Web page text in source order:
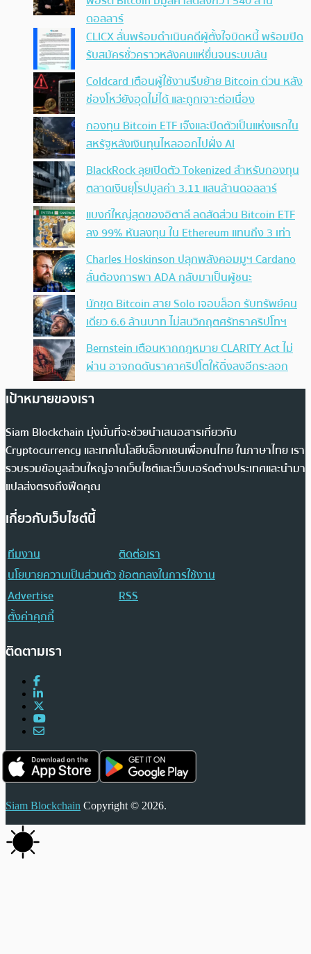
ดอลลาร์
CLICX ลั่นพร้อมดำเนินคดีผู้ตั้งใจบิดหนี้ พร้อมปิด
รับสมัครชั่วคราวหลังคนแห่ยื่นจนระบบล้น
Coldcard เตือนผู้ใช้งานรีบย้าย Bitcoin ด่วน หลัง
ช่องโหว่ยังอุดไม่ได้ และถูกเจาะต่อเนื่อง
กองทุน Bitcoin ETF เจ๊งและปิดตัวเป็นแห่งแรกใน
สหรัฐหลังเงินทุนไหลออกไปฝั่ง AI
BlackRock ลุยเปิดตัว Tokenized สำหรับกองทุน
ตลาดเงินยุโรปมูลค่า 3.11 แสนล้านดอลลาร์
แบงก์ใหญ่สุดของอิตาลี ลดสัดส่วน Bitcoin ETF
ลง 99% หันลงทุน ใน Ethereum แทนถึง 3 เท่า
Charles Hoskinson ปลุกพลังคอมมูฯ Cardano
ลั่นต้องการพา ADA กลับมาเป็นผู้ชนะ
นักขุด Bitcoin สาย Solo เจอบล็อก รับทรัพย์คน
เดียว 6.6 ล้านบาท ไม่สนวิกฤตศรัทธาคริปโทฯ
Bernstein เตือนหากกฎหมาย CLARITY Act ไม่
ผ่าน อาจกดดันราคาคริปโตให้ดิ่งลงอีกระลอก
เป้าหมายของเรา
Siam Blockchain มุ่งมั่นที่จะช่วยนำเสนอสารเกี่ยวกับ
Cryptocurrency และเทคโนโลยีบล็อกเชนเพื่อคนไทย ในภาษาไทย เรา
รวบรวมข้อมูลส่วนใหญ่จากเว็บไซต์และเว็บบอร์ดต่างประเทศและนำมา
แปลส่งตรงถึงฟีดคุณ
เกี่ยวกับเว็บไซต์นี้
ทีมงาน
ติดต่อเรา
นโยบายความเป็นส่วนตัวข้อตกลงในการใช้งาน
Advertise
RSS
ตั้งค่าคุกกี้
ติดตามเรา
Siam Blockchain Copyright © 2026.